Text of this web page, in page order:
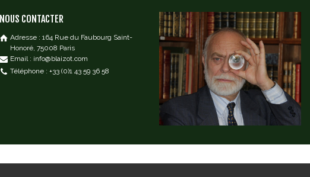
NOUS CONTACTER
Adresse : 164 Rue du Faubourg Saint-
Honoré, 75008 Paris
Email : info@blaizot.com
Téléphone : +33 (0)1 43 59 36 58